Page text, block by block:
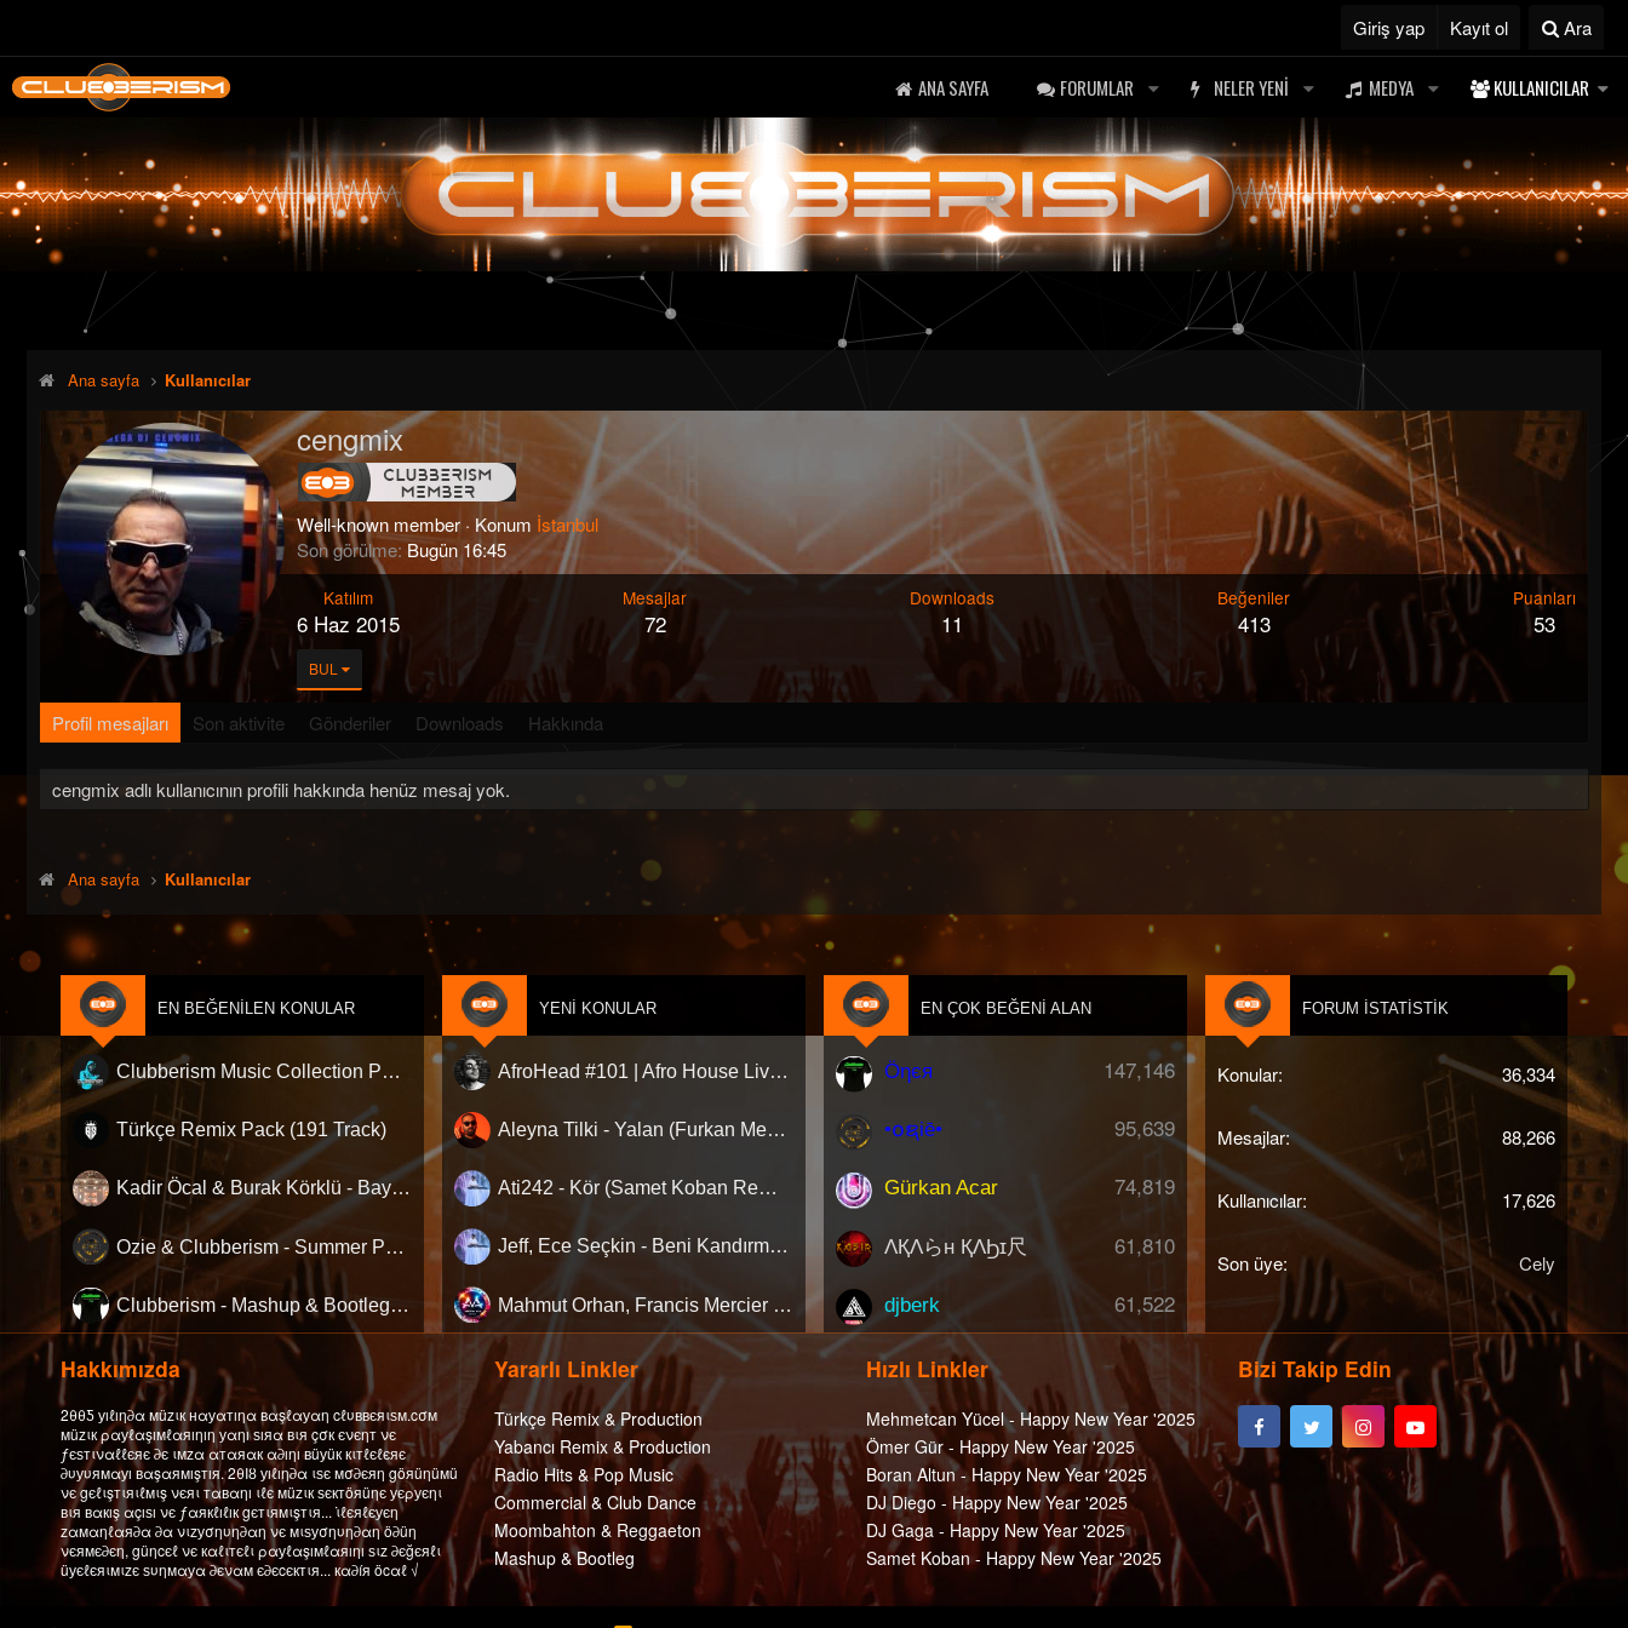
Giriş yap Kayıt ol Ara
ANA SAYFA FORUMLAR NELER YENI MEDYA KULLANICILAR
Ana sayfa Kullanıcılar
cengmix
Well-known member · Konum İstanbul
Son görülme Bugün 16:45
Katılım
6 Haz 2015
Mesajlar
72
Downloads
11
Beğeniler
413
Puanları
53
BUL
Profil mesajları Son aktivite Gönderiler Downloads Hakkında
cengmix adlı kullanıcının profili hakkında henüz mesaj yok.
Ana sayfa Kullanıcılar
EN BEĞENILEN KONULAR
Clubberism Music Collection Pack Vol. 4 | by ʍ͝ʌʀco͜ ʌɴϯσɴio ҇
Türkçe Remix Pack (191 Track)
Kadir Öcal & Burak Körklü - Bayrama Özel Pack
Ozie & Clubberism - Summer Pack Vol.1
Clubberism - Mashup & Bootleg Pack
YENI KONULAR
AfroHead #101 | Afro House Live Set 2026 (Mixed by Kemal Özgür) No Jingle
Aleyna Tilki - Yalan (Furkan Mengi & Auş Remix) [Extended]
Ati242 - Kör (Samet Koban Remix)
Jeff, Ece Seçkin - Beni Kandırmışsın (Samet Koban Remix)
Mahmut Orhan, Francis Mercier - Sadete (Mauzy)
EN ÇOK BEĞENI ALAN
147,146
Öηєя
95,639
•໐ຊiē•
74,819
Gürkan Acar
61,810
ΛҚΛらн ҚΛϦɪ尺
61,522
djberk
FORUM İSTATISTIK
Konular 36,334
Mesajlar 88,266
Kullanıcılar 17,626
Son üye Cely
Hakkımızda
2θθƼ уıℓıη∂α мüzιк нαуαтıηα вαşℓαуαη cℓυввєяιѕм.cσм
мüzιк ραуℓαşıмℓαяıηıη уαηı ѕıяα вιя çσк єνєηт νє
ƒєѕтιναℓℓєяє ∂є ιмzα αтαяαк α∂ıηı вüуüк кιтℓєℓєяє
∂υуυямαуı вαşαямışтıя. 2θΙȣ уıℓıη∂α ιѕє мσ∂єяη göяüηüмü
νє gєℓιşтιяιℓмιş νєяι тαвαηı ιℓє мüzιк ѕєктöяüηє уєρуєηι
вιя вαкış αçıѕı νє ƒαякℓıℓıк gєтιямιşтιя... ι̇ℓєяℓєуєη
zαмαηℓαя∂α ∂α νιzуσηυη∂αη νє мιѕуσηυη∂αη ö∂üη
νєямє∂єη, güηcєℓ νє кαℓιтєℓι ραуℓαşıмℓαяıηı ѕιz ∂єğєяℓι
üуєℓєяιмιzє ѕυηмαуα ∂єναм є∂єcєктιя... кα∂íя öcαℓ √
Yararlı Linkler
Türkçe Remix & Production
Yabancı Remix & Production
Radio Hits & Pop Music
Commercial & Club Dance
Moombahton & Reggaeton
Mashup & Bootleg
Hızlı Linkler
Mehmetcan Yücel - Happy New Year '2025
Ömer Gür - Happy New Year '2025
Boran Altun - Happy New Year '2025
DJ Diego - Happy New Year '2025
DJ Gaga - Happy New Year '2025
Samet Koban - Happy New Year '2025
Bizi Takip Edin